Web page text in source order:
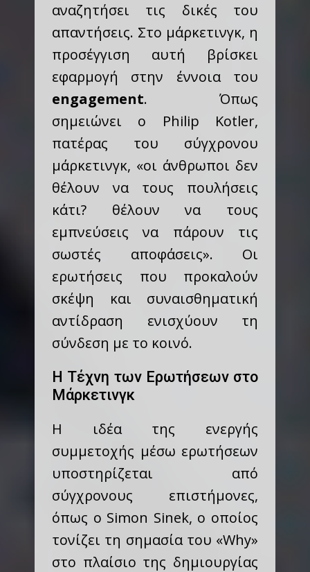
αναζητήσει τις δικές του
απαντήσεις. Στο μάρκετινγκ, η
προσέγγιση αυτή βρίσκει
εφαρμογή στην έννοια του
engagement. Όπως
σημειώνει ο Philip Kotler,
πατέρας του σύγχρονου
μάρκετινγκ, «οι άνθρωποι δεν
θέλουν να τους πουλήσεις
κάτι? θέλουν να τους
εμπνεύσεις να πάρουν τις
σωστές αποφάσεις». Οι
ερωτήσεις που προκαλούν
σκέψη και συναισθηματική
αντίδραση ενισχύουν τη
σύνδεση με το κοινό.
Η Τέχνη των Ερωτήσεων στο
Μάρκετινγκ
Η ιδέα της ενεργής
συμμετοχής μέσω ερωτήσεων
υποστηρίζεται από
σύγχρονους επιστήμονες,
όπως ο Simon Sinek, ο οποίος
τονίζει τη σημασία του «Why»
στο πλαίσιο της δημιουργίας